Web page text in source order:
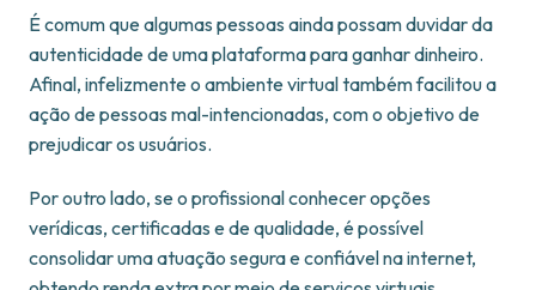
É comum que algumas pessoas ainda possam duvidar da
autenticidade de uma plataforma para ganhar dinheiro.
Afinal, infelizmente o ambiente virtual também facilitou a
ação de pessoas mal-intencionadas, com o objetivo de
prejudicar os usuários.
Por outro lado, se o profissional conhecer opções
verídicas, certificadas e de qualidade, é possível
consolidar uma atuação segura e confiável na internet,